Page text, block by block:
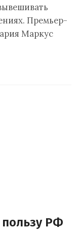
Премьер-
Маркус
РФ